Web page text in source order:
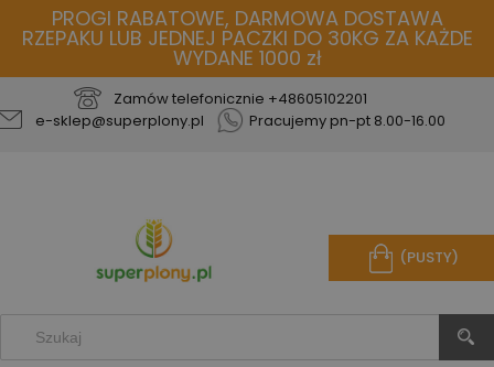
PROGI RABATOWE, DARMOWA DOSTAWA
RZEPAKU LUB JEDNEJ PACZKI DO 30KG ZA KAŻDE
WYDANE 1000 zł
Zamów telefonicznie +48605102201
e-sklep@superplony.pl
Pracujemy pn-pt 8.00-16.00
(PUSTY)